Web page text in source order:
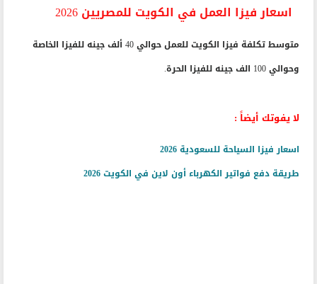
اسعار فيزا العمل في الكويت للمصريين 2026
متوسط تكلفة فيزا الكويت للعمل حوالي 40 ألف جينه للفيزا الخاصة
وحوالي 100 الف جينه للفيزا الحرة.
لا يفوتك أيضاً :
اسعار فيزا السياحة للسعودية 2026
طريقة دفع فواتير الكهرباء أون لاين في الكويت 2026